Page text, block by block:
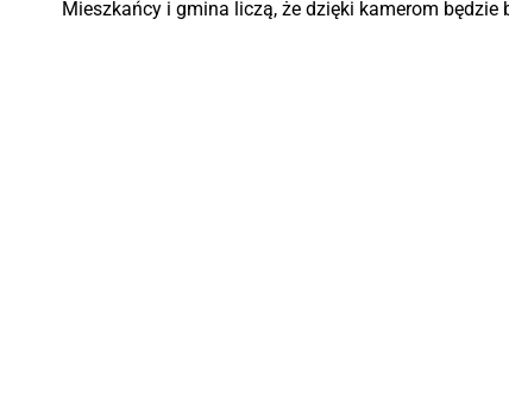
Mieszkańcy i gmina liczą, że dzięki kamerom